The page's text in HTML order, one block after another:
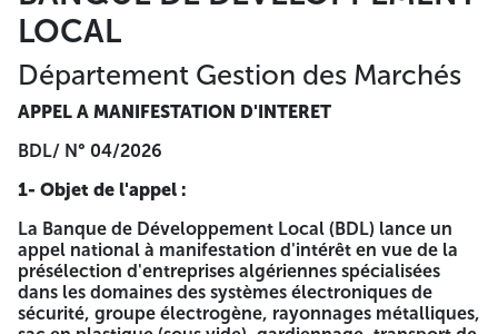
éléments suivants : Lettre de manifestation d'intérêt. Copie
du registre de commerce avec code adéquat. Agrément en
cours de validité (Domaines service des systèmes
électronique, groupes électrogènes, gardiennage,
transport de fonds et ligne spécialisée). Statut de
service des systèmes électronique et groupes
de l'entreprise et ses projets. Les documents précités
(bdl.dpt.marches@gmail.com) ou par courrier à l'adresse
suivante : BANQUE DEVELOPPEMENT LOCAL
DÉPARTEMENT GESTION DES MARCHÉS Ensemble El-Qods
lotissement N°29 (route de l'AADL) Zéralda – Alger Pour
plus d'informations contactez-nous aux numéros :
LOCAL
Département Gestion des Marchés
APPEL A MANIFESTATION D'INTERET
BDL/ N° 04/2026
1- Objet de l'appel :
La Banque de Développement Local (BDL) lance un
appel national à manifestation d'intérêt en vue de la
présélection d'entreprises algériennes spécialisées
dans les domaines des systèmes électroniques de
sécurité, groupe électrogène, rayonnages métalliques,